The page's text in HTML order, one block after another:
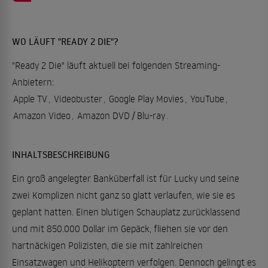
WO LÄUFT "READY 2 DIE"?
"Ready 2 Die" läuft aktuell bei folgenden Streaming-
Anbietern:
Apple TV, Videobuster, Google Play Movies, YouTube ,
Amazon Video , Amazon DVD / Blu-ray.
INHALTSBESCHREIBUNG
Ein groß angelegter Banküberfall ist für Lucky und seine
zwei Komplizen nicht ganz so glatt verlaufen, wie sie es
geplant hatten. Einen blutigen Schauplatz zurücklassend
und mit 850.000 Dollar im Gepäck, fliehen sie vor den
hartnäckigen Polizisten, die sie mit zahlreichen
Einsatzwagen und Helikoptern verfolgen. Dennoch gelingt es